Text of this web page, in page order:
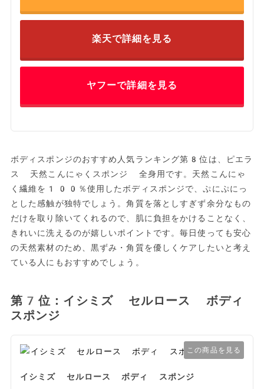
楽天で詳細を見る
ヤフーで詳細を見る
ボディスポンジのおすすめ人気ランキング第8位は、ピエラ
ス 天然こんにゃくスポンジ 全身用です。天然こんにゃ
く繊維を100％使用したボディスポンジで、ぷにぷにっ
とした感触が独特でしょう。角質を落としすぎず余分なもの
だけを取り除いてくれるので、肌に負担をかけることなく、
きれいに洗えるのが嬉しいポイントです。毎日使っても安心
の天然素材のため、黒ずみ・角質を優しくケアしたいと考え
ている人にもおすすめでしょう。
第7位：イシミズ セルロース ボディ
スポンジ
この商品を見る
イシミズ セルロース ボディ スポンジ